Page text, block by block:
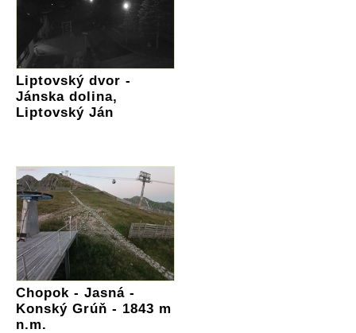
Liptovský dvor -
Jánska dolina,
Liptovský Ján
Chopok - Jasná -
Konský Grúň - 1843 m
n.m.